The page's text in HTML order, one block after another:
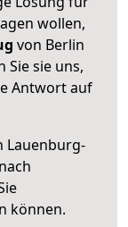
wollen,
von Berlin
Sie sie uns,
Antwort auf
Lauenburg-
können.